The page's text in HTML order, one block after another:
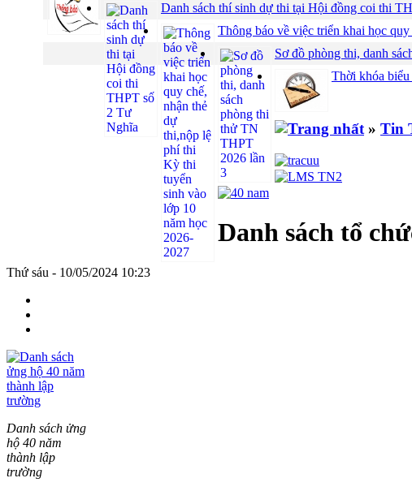
Danh sách thí sinh dự thi tại Hội đồng coi thi
Thông báo về việc triển khai học
Sơ đồ phòng thi, danh
Thời khóa
» Tin
Danh sách tổ
Thứ sáu - 10/05/2024 10:23
Danh sách ửng
hộ 40 năm
thành lập
trường